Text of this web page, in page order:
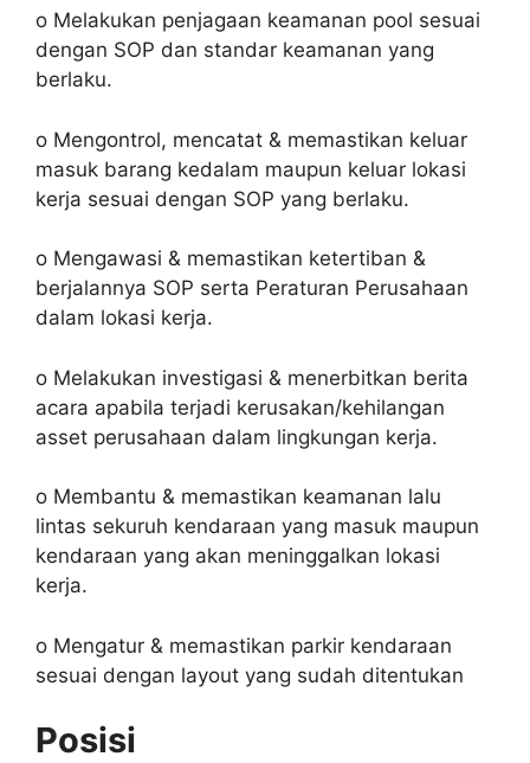
o Melakukan penjagaan keamanan pool sesuai
dengan SOP dan standar keamanan yang
berlaku.
o Mengontrol, mencatat & memastikan keluar
masuk barang kedalam maupun keluar lokasi
kerja sesuai dengan SOP yang berlaku.
o Mengawasi & memastikan ketertiban &
berjalannya SOP serta Peraturan Perusahaan
dalam lokasi kerja.
o Melakukan investigasi & menerbitkan berita
acara apabila terjadi kerusakan/kehilangan
asset perusahaan dalam lingkungan kerja.
o Membantu & memastikan keamanan lalu
lintas sekuruh kendaraan yang masuk maupun
kendaraan yang akan meninggalkan lokasi
kerja.
o Mengatur & memastikan parkir kendaraan
sesuai dengan layout yang sudah ditentukan
Posisi